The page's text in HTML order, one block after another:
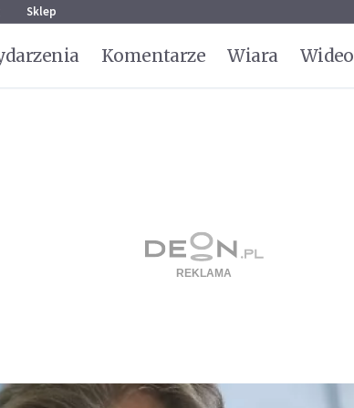
Sklep
Komentarze Wiara Wideo